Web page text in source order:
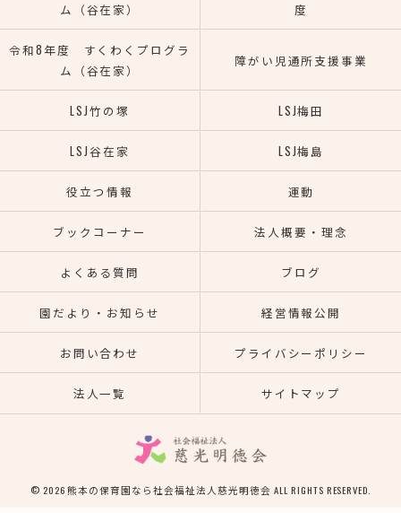
ム（谷在家）
度
令和8年度 すくわくプログラ
ム（谷在家）
障がい児通所支援事業
LSJ竹の塚 LSJ梅田
LSJ谷在家 LSJ梅島
役立つ情報 運動
ブックコーナー 法人概要・理念
よくある質問 ブログ
園だより・お知らせ 経営情報公開
お問い合わせ プライバシーポリシー
法人一覧 サイトマップ
© 2026 熊本の保育園なら社会福祉法人慈光明徳会 ALL RIGHTS RESERVED.